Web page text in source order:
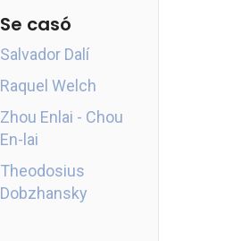
Se casó
Salvador Dalí
Raquel Welch
Zhou Enlai - Chou
En-lai
Theodosius
Dobzhansky